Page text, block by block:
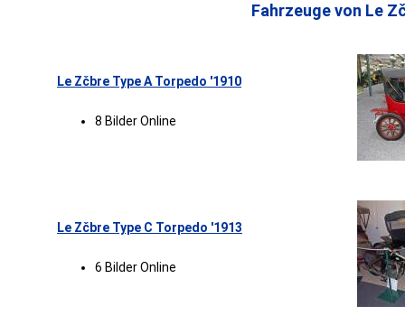
Fahrzeuge von Le
Le Zčbre Type A Torpedo '1910
8 Bilder Online
Le Zčbre Type C Torpedo '1913
6 Bilder Online